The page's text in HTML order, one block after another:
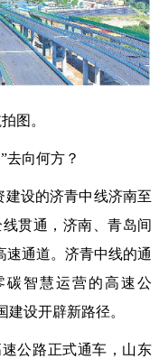
图。
向何方？
设的济青中线济南至
贯通，济南、青岛间
速通道。济青中线的通
碳智慧运营的高速公
建设开辟新路径。
公路正式通车，山东